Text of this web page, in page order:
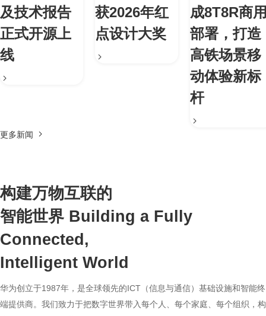
及技术报告
正式开源上
线
获2026年红
点设计大奖
成8T8R商
部署，打造
高铁场景移
动体验新标
杆
更多新闻
构建万物互联的
智能世界 Building a Fully
Connected,
Intelligent World
华为创立于1987年，是全球领先的ICT（信息与通信）基础设施和智能终
端提供商。我们致力于把数字世界带入每个人、每个家庭、每个组织，构